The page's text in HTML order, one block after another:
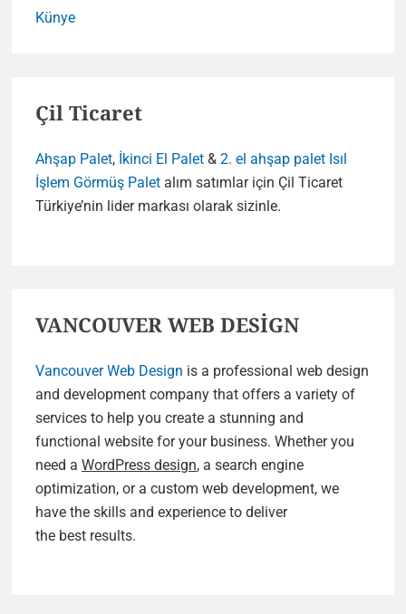
Künye
Çil Ticaret
Ahşap Palet, İkinci El Palet & 2. el ahşap palet Isıl
İşlem Görmüş Palet alım satımlar için Çil Ticaret
Türkiye’nin lider markası olarak sizinle.
VANCOUVER WEB DESİGN
Vancouver Web Design is a professional web design
and development company that offers a variety of
services to help you create a stunning and
functional website for your business. Whether you
need a WordPress design, a search engine
optimization, or a custom web development, we
have the skills and experience to deliver
the best results.